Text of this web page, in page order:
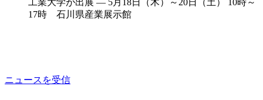
17時 石川県産業展示館
ニュースを受信